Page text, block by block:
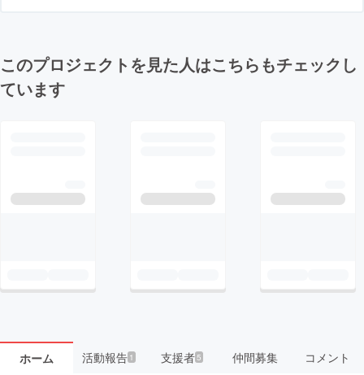
このプロジェクトを見た人はこちらもチェックし
ています
ホーム 活動報告1 支援者5 仲間募集 コメント